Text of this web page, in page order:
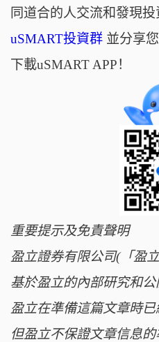
同道合的人交流和發現
uSMART投資群並分享
下載uSMART APP！
重要提示及免責聲明
盈立證券有限公司(「盈
基於盈立的內部研究和
盈立在準備這篇文章時已
但盈立不保證文章信息